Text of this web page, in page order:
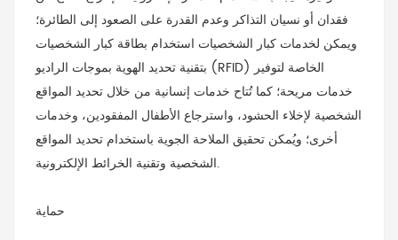
فقدان أو نسيان التذاكر وعدم القدرة على الصعود إلى الطائرة؛
ويمكن لخدمات كبار الشخصيات استخدام بطاقة كبار الشخصيات
بتقنية تحديد الهوية بموجات الراديو (RFID) الخاصة لتوفير
خدمات مريحة؛ كما تُتاح خدمات إنسانية من خلال تحديد المواقع
الشخصية لإخلاء الحشود، واسترجاع الأطفال المفقودين، وخدمات
أخرى؛ ويُمكن تحقيق الملاحة الجوية باستخدام تحديد المواقع
الشخصية وتقنية الخرائط الإلكترونية.
حماية